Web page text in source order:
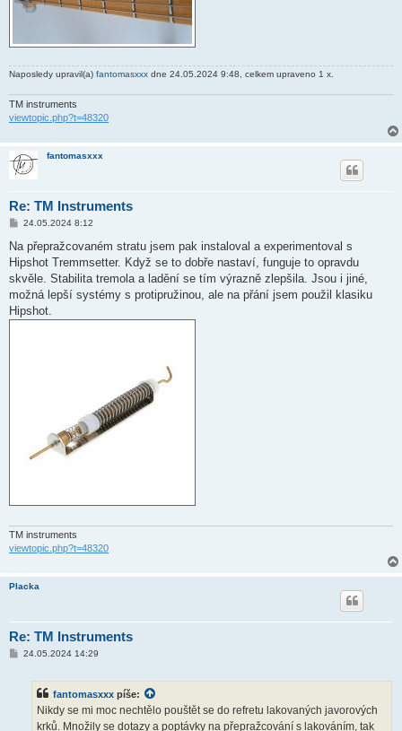
Naposledy upravil(a) fantomasxxx dne 24.05.2024 9:48, celkem upraveno 1 x.
TM instruments
viewtopic.php?t=48320
fantomasxxx
Re: TM Instruments
P
í
p
ě
e
k
24.05.2024 8:12
Na přepražcovaném stratu jsem pak instaloval a experimentoval s
Hipshot Tremmsetter. Když se to dobře nastaví, funguje to opravdu
skvěle. Stabilita tremola a ladění se tím výrazně zlepšila. Jsou i jiné,
možná lepší systémy s protipružinou, ale na přání jsem použil klasiku
Hipshot.
TM instruments
viewtopic.php?t=48320
Placka
Re: TM Instruments
P24.05.2024 14:29
fantomasxxx píše:
Nikdy se mi moc nechtělo pouštět se do refretu lakovaných javorových
krků. Množily se dotazy a poptávky na přepražcování s lakováním, tak